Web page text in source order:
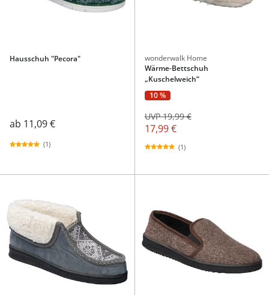
Hausschuh "Pecora"
ab 11,09 €
(1)
wonderwalk Home
Wärme-Bettschuh
„Kuschelweich“
10 %
17,99 €
UVP 19,99 €
(1)